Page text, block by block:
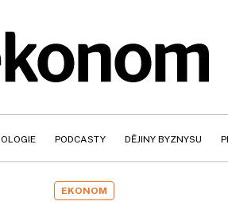
PODCASTY DĚJINY BYZNYSU
EKONOM